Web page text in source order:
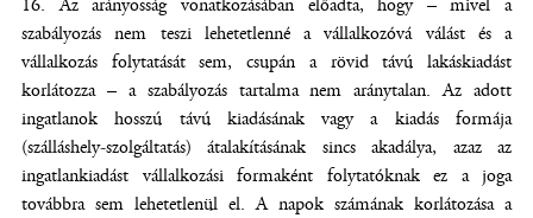
Az arányosság vonatkozásában előadta, hogy – mivel a
szabályozás nem teszi lehetetlenné a vállalkozóvá válást és a
vállalkozás folytatását sem, csupán a rövid távú lakáskiadást
korlátozza – a szabályozás tartalma nem aránytalan. Az adott
ingatlanok hosszú távú kiadásának vagy a kiadás formája
(szálláshely-szolgáltatás) átalakításának sincs akadálya, azaz az
ingatlankiadást vállalkozási formaként folytatóknak ez a joga
továbbra sem lehetetlenül el. A napok számának korlátozása a